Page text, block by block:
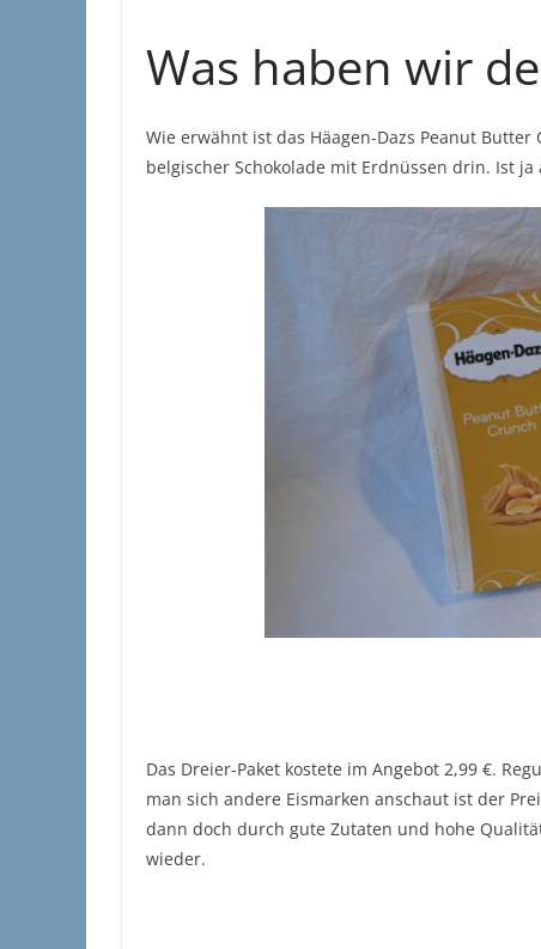
Was haben wir
Wie erwähnt ist das Häagen-Dazs Peanut
belgischer Schokolade mit Erdnüssen drin. Ist
Das Dreier-Paket kostete im Angebot 2,99 €.
man sich andere Eismarken anschaut ist der
dann doch durch gute Zutaten und hohe
wieder.